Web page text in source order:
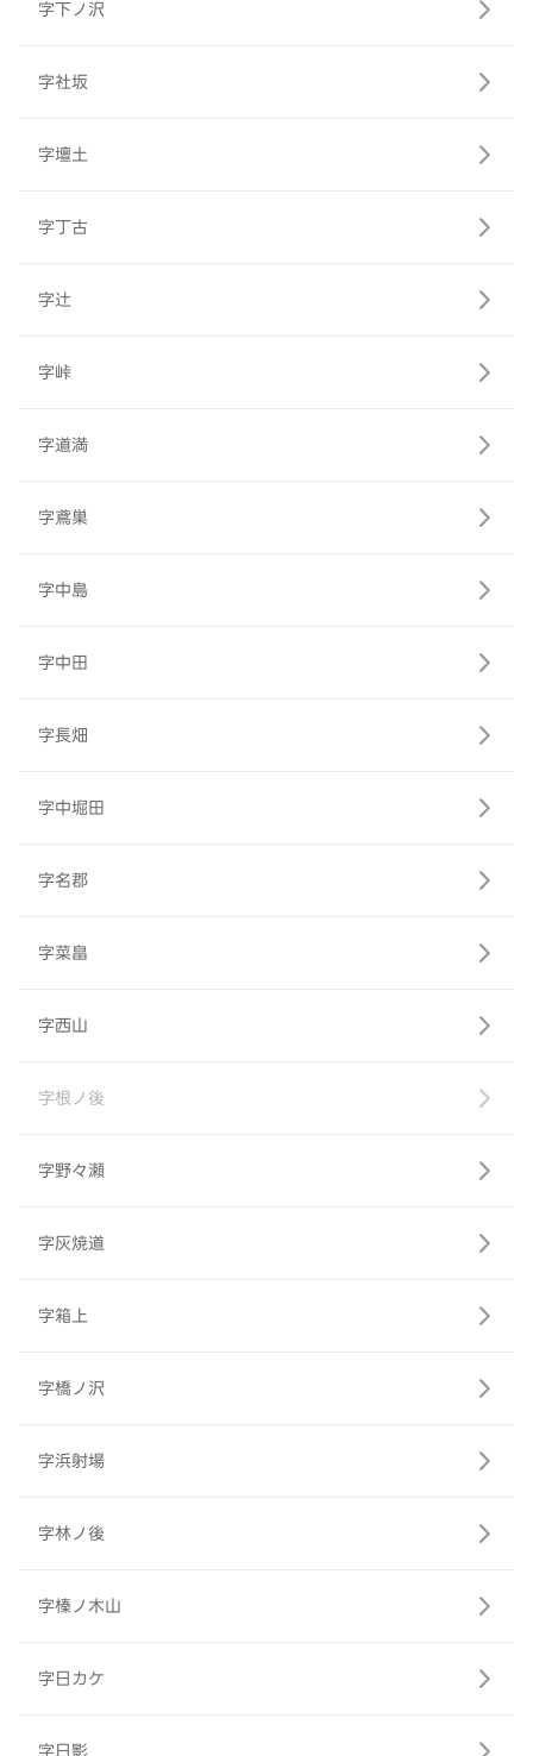
字下ノ沢
字社坂
字壇土
字丁古
字辻
字峠
字道満
字鳶巣
字中島
字中田
字長畑
字中堀田
字名郡
字菜畠
字西山
字根ノ後
字野々瀬
字灰焼道
字箱上
字橋ノ沢
字浜射場
字林ノ後
字榛ノ木山
字日カケ